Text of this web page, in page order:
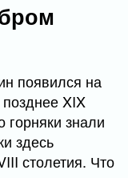
появился на
XIX
горняки знали
здесь
столетия. Что